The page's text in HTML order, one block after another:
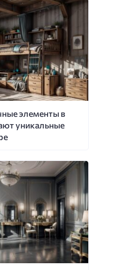
элементы в
уникальные